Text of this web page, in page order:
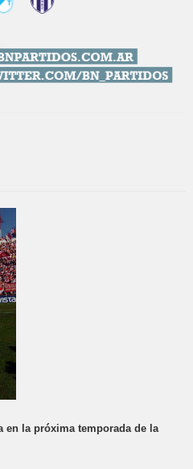
en la próxima temporada de la